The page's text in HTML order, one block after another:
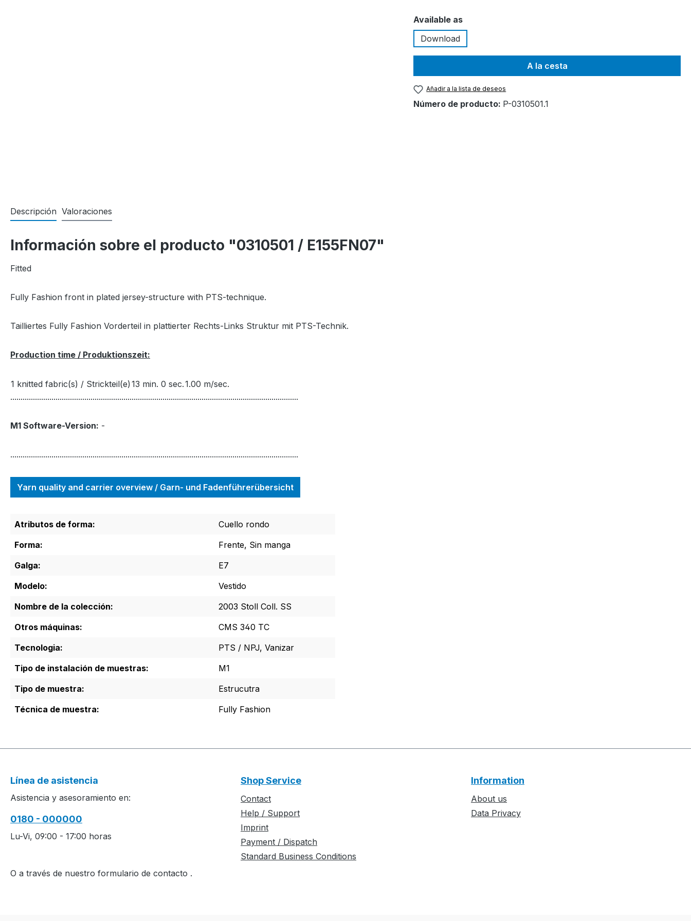
Seleccione
Available as
Download
A la cesta
Añadir a la lista de deseos
Número de producto: P-0310501.1
Descripción Valoraciones
Información sobre el producto "0310501 / E155FN07"
Fitted
Fully Fashion front in plated jersey-structure with PTS-technique.
Tailliertes Fully Fashion Vorderteil in plattierter Rechts-Links Struktur mit PTS-Technik.
Production time / Produktionszeit:
1 knitted fabric(s) / Strickteil(e) 13 min. 0 sec.1.00 m/sec.
............................................................................................................................................
M1 Software-Version: -
............................................................................................................................................
Yarn quality and carrier overview / Garn- und Fadenführerübersicht
Atributos de forma:
Cuello rondo
Forma:
Frente, Sin manga
Galga:
E7
Modelo:
Vestido
Nombre de la colección:
2003 Stoll Coll. SS
Otros máquinas:
CMS 340 TC
Tecnologia:
PTS / NPJ, Vanizar
Tipo de instalación de muestras:
M1
Tipo de muestra:
Estrucutra
Técnica de muestra:
Fully Fashion
Línea de asistencia
Asistencia y asesoramiento en:
0180 - 000000
Lu-Vi, 09:00 - 17:00 horas
O a través de nuestro formulario de contacto .
Shop Service
Contact
Help / Support
Imprint
Payment / Dispatch
Standard Business Conditions
Information
About us
Data Privacy